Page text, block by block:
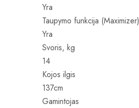
Yra
Taupymo funkcija (Maximizer)
Yra
Svoris, kg
14
Kojos ilgis
137cm
Gamintojas